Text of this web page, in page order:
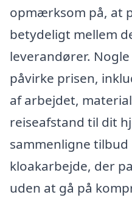
opmærksom på, at
betydeligt mellem
leverandører.
påvirke prisen,
af arbejdet,
reiseafstand til dit
sammenligne
kloakarbejde, der
uden at gå på